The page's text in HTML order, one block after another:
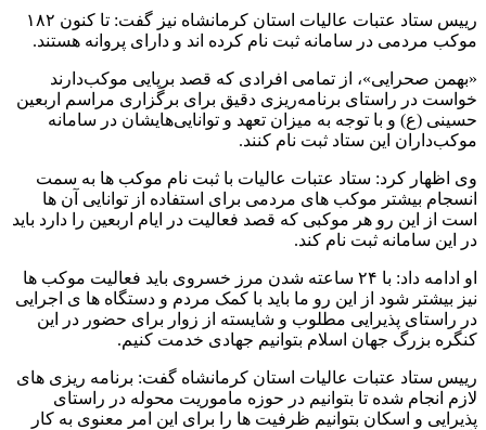
رییس ستاد عتبات عالیات استان کرمانشاه نیز گفت: تا کنون ۱۸۲
موکب مردمی در سامانه ثبت نام کرده اند و دارای پروانه هستند.
«بهمن صحرایی»، از تمامی افرادی که قصد برپایی موکب‌دارند
خواست در راستای برنامه‌ریزی دقیق برای برگزاری مراسم اربعین
حسینی (ع) و با توجه به میزان تعهد و توانایی‌هایشان در سامانه
موکب‌داران این ستاد ثبت نام کنند.
وی اظهار کرد: ستاد عتبات عالیات با ثبت نام موکب ها به سمت
انسجام بیشتر موکب های مردمی برای استفاده از توانایی آن ها
است از این رو هر موکبی که قصد فعالیت در ایام اربعین را دارد باید
در این سامانه ثبت نام کند.
او ادامه داد: با ۲۴ ساعته شدن مرز خسروی باید فعالیت موکب ها
نیز بیشتر شود از این رو ما باید با کمک مردم و دستگاه ها ی اجرایی
در راستای پذیرایی مطلوب و شایسته از زوار برای حضور در این
کنگره بزرگ جهان اسلام بتوانیم جهادی خدمت کنیم.
رییس ستاد عتبات عالیات استان کرمانشاه گفت: برنامه ریزی های
لازم انجام شده تا بتوانیم در حوزه ماموریت محوله در راستای
پذیرایی و اسکان بتوانیم ظرفیت ها را برای این امر معنوی به کار